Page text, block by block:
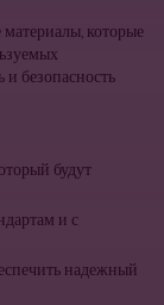
которые
и безопасность
будут
и с
надежный